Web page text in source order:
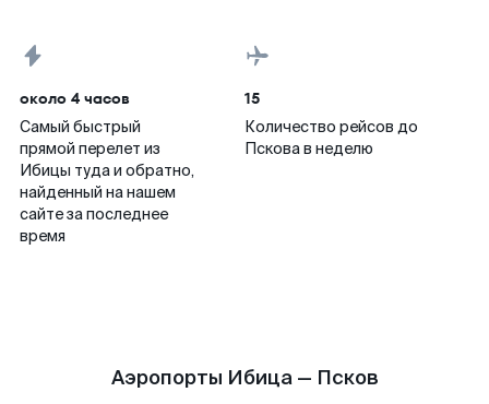
около 4 часов
Самый быстрый
прямой перелет из
Ибицы туда и обратно,
найденный на нашем
сайте за последнее
время
15
Количество рейсов до
Пскова в неделю
Аэропорты Ибица — Псков